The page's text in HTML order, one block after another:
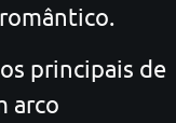
principais de
arco